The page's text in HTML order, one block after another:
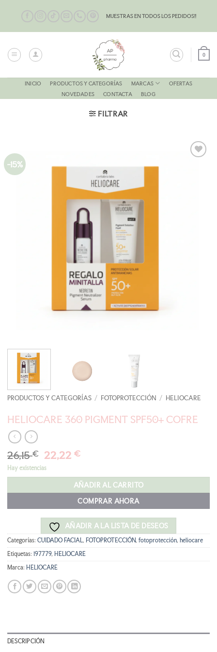
contenido
MUESTRAS EN TODOS LOS PEDIDOS!!
0
INICIO PRODUCTOS Y CATEGORÍAS MARCAS
OFERTAS
NOVEDADES
CONTACTA BLOG
FILTRAR
-15%
PRODUCTOS Y CATEGORÍAS / FOTOPROTECCIÓN / HELIOCARE
HELIOCARE 360 PIGMENT SPF50+ COFRE
26,15€ El
precio
original
26,15 €.
22,22€El
actual
es:
22,22 €.
Hay existencias
AÑADIR AL CARRITO
COMPRAR AHORA
AÑADIR A LA LISTA DE DESEOS
Categorías: CUIDADO FACIAL, FOTOPROTECCIÓN, fotoprotección, heliocare
Etiquetas: 197779, HELIOCARE
Marca: HELIOCARE
DESCRIPCIÓN